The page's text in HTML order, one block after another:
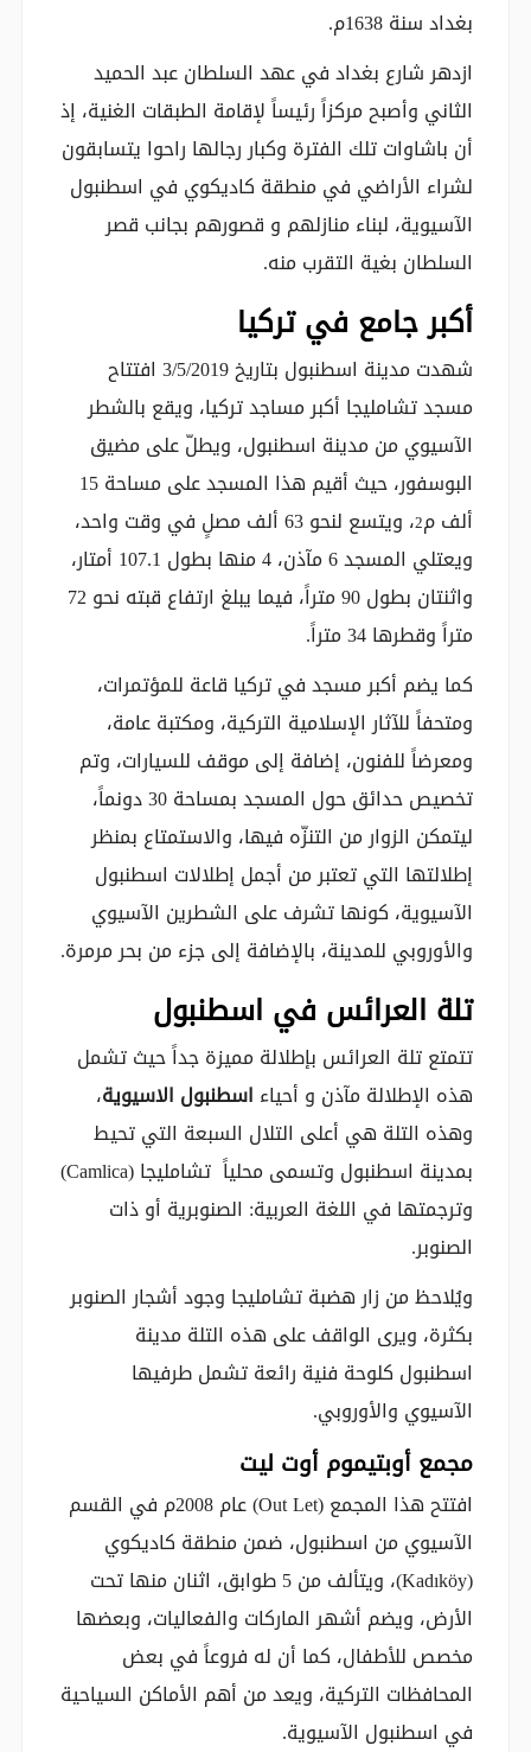
بغداد سنة 1638م.
ازدهر شارع بغداد في عهد السلطان عبد الحميد
الثاني وأصبح مركزاً رئيساً لإقامة الطبقات الغنية، إذ
أن باشاوات تلك الفترة وكبار رجالها راحوا يتسابقون
لشراء الأراضي في منطقة كاديكوي في اسطنبول
الآسيوية، لبناء منازلهم و قصورهم بجانب قصر
السلطان بغية التقرب منه.
أكبر جامع في تركيا
شهدت مدينة اسطنبول بتاريخ 3/5/2019 افتتاح
مسجد تشامليجا أكبر مساجد تركيا، ويقع بالشطر
الآسيوي من مدينة اسطنبول، ويطلّ على مضيق
البوسفور، حيث أقيم هذا المسجد على مساحة 15
ألف م2
، ويتسع لنحو 63 ألف مصلٍ في وقت واحد،
ويعتلي المسجد 6 مآذن، 4 منها بطول 107.1 أمتار،
واثنتان بطول 90 متراً، فيما يبلغ ارتفاع قبته نحو 72
متراً وقطرها 34 متراً.
كما يضم أكبر مسجد في تركيا قاعة للمؤتمرات،
ومتحفاً للآثار الإسلامية التركية، ومكتبة عامة،
ومعرضاً للفنون، إضافة إلى موقف للسيارات، وتم
تخصيص حدائق حول المسجد بمساحة 30 دونماً،
ليتمكن الزوار من التنزّه فيها، والاستمتاع بمنظر
إطلالتها التي تعتبر من أجمل إطلالات اسطنبول
الآسيوية، كونها تشرف على الشطرين الآسيوي
والأوروبي للمدينة، بالإضافة إلى جزء من بحر مرمرة.
تلة العرائس في اسطنبول
تتمتع تلة العرائس بإطلالة مميزة جداً حيث تشمل
هذه الإطلالة مآذن و أحياء اسطنبول الاسيوية،
وهذه التلة هي أعلى التلال السبعة التي تحيط
بمدينة اسطنبول وتسمى محلياً تشامليجا (Camlica)
وترجمتها في اللغة العربية: الصنوبرية أو ذات
الصنوبر.
ويُلاحظ من زار هضبة تشامليجا وجود أشجار الصنوبر
بكثرة، ويرى الواقف على هذه التلة مدينة
اسطنبول كلوحة فنية رائعة تشمل طرفيها
الآسيوي والأوروبي.
مجمع أوبتيموم أوت ليت
افتتح هذا المجمع (Out Let) عام 2008م في القسم
الآسيوي من اسطنبول، ضمن منطقة كاديكوي
(Kadıköy)، ويتألف من 5 طوابق، اثنان منها تحت
الأرض، ويضم أشهر الماركات والفعاليات، وبعضها
مخصص للأطفال، كما أن له فروعاً في بعض
المحافظات التركية، ويعد من أهم الأماكن السياحية
في اسطنبول الآسيوية.